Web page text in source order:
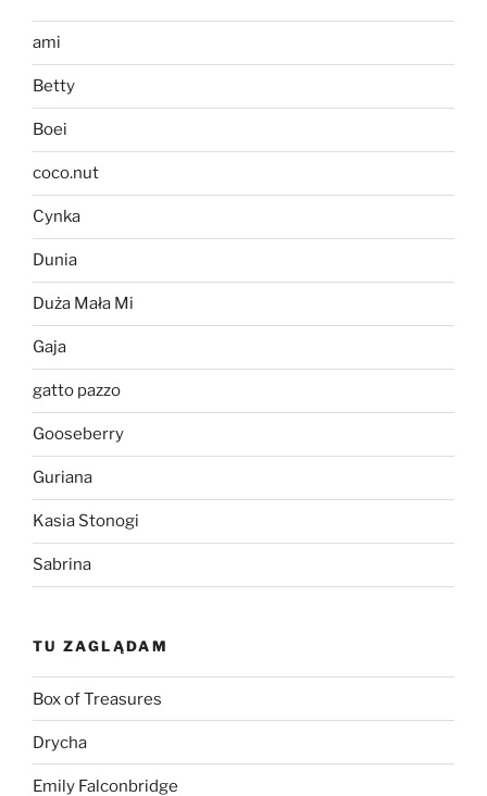
ami
Betty
Boei
coco.nut
Cynka
Dunia
Duża Mała Mi
Gaja
gatto pazzo
Gooseberry
Guriana
Kasia Stonogi
Sabrina
TU ZAGLĄDAM
Box of Treasures
Drycha
Emily Falconbridge